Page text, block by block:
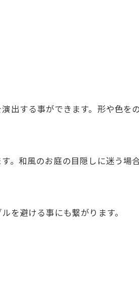
出する事ができます。形や色を
。和風のお庭の目隠しに迷う場
を避ける事にも繋がります。